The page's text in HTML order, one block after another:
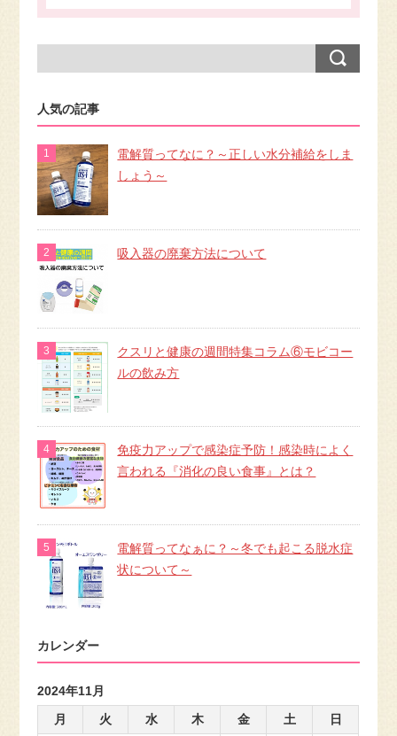
人気の記事
電解質ってなに？～正しい水分補給をしま
しょう～
吸入器の廃棄方法について
クスリと健康の週間特集コラム⑥モビコー
ルの飲み方
免疫力アップで感染症予防！感染時によく
言われる『消化の良い食事』とは？
電解質ってなぁに？～冬でも起こる脱水症
状について～
カレンダー
2024年11月
月
火 水 木 金 土 日